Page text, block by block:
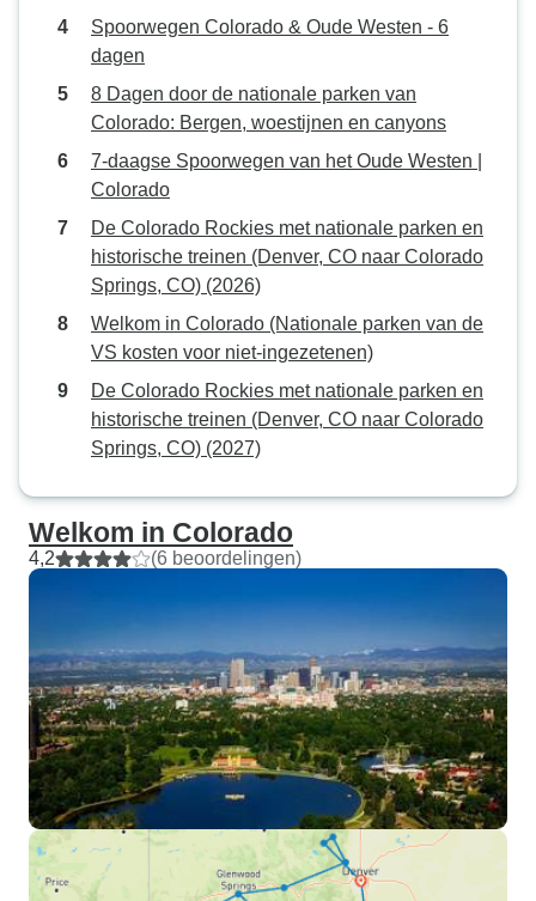
Spoorwegen Colorado & Oude Westen - 6
dagen
8 Dagen door de nationale parken van
Colorado: Bergen, woestijnen en canyons
7-daagse Spoorwegen van het Oude Westen |
Colorado
De Colorado Rockies met nationale parken en
historische treinen (Denver, CO naar Colorado
Springs, CO) (2026)
Welkom in Colorado (Nationale parken van de
VS kosten voor niet-ingezetenen)
De Colorado Rockies met nationale parken en
historische treinen (Denver, CO naar Colorado
Springs, CO) (2027)
Welkom in Colorado
4,2 (6 beoordelingen)